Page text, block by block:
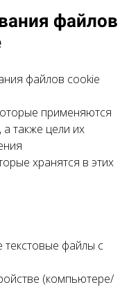
файлов
файлов cookie
применяются
, а также цели их
хранятся в этих
файлы с
(компьютере/